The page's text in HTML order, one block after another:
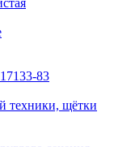
83
техники, щётки